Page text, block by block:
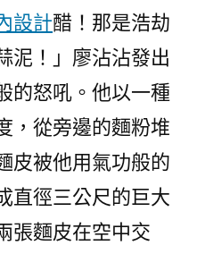
設計醋！那是浩劫
泥！」廖沾沾發出
的怒吼。他以一種
，從旁邊的麵粉堆
皮被他用氣功般的
直徑三公尺的巨大
張麵皮在空中交